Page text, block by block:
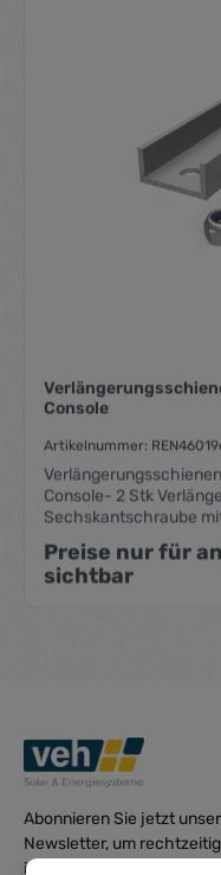
Console
Artikelnummer:
Console- 2 Stk
Sechskantschraube
Preise nur für
sichtbar
Abonnieren Sie jetzt
Newsletter, um
informiert zu werden.